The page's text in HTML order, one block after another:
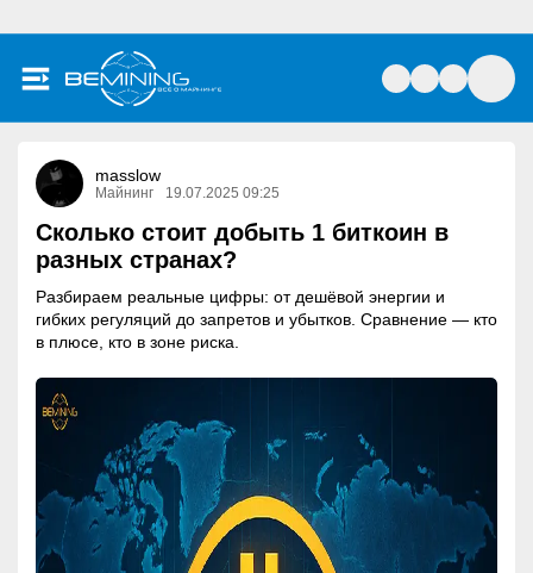
masslow
Майнинг 19.07.2025 09:25
Сколько стоит добыть 1 биткоин в
разных странах?
Разбираем реальные цифры: от дешёвой энергии и
гибких регуляций до запретов и убытков. Сравнение — кто
в плюсе, кто в зоне риска.